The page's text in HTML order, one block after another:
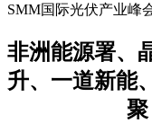
SMM国际光伏产业峰
非洲能源署、
升、一道新
聚